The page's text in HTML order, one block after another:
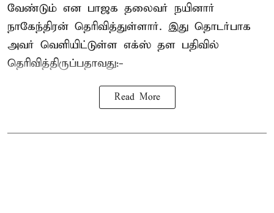
வேண்டும் என பாஜக தலைவர் நயினார்
நாகேந்திரன் தெரிவித்துள்ளார். இது தொடர்பாக
அவர் வெளியிட்டுள்ள எக்ஸ் தள பதிவில்
தெரிவித்திருப்பதாவது:-
Read More